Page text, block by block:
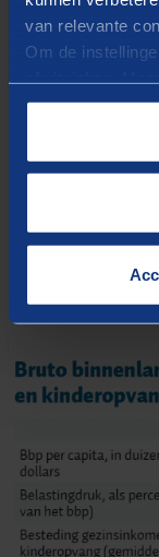
van relevante
Om de
cookies op onze